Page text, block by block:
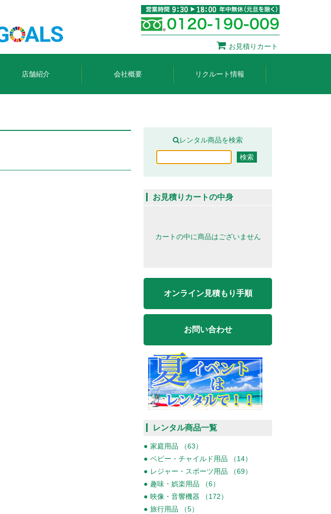
お見積りカート
店舗紹介 会社概要 リクルート情報
レンタル商品を検索
お見積りカートの中身
カートの中に商品はございません
オンライン見積もり手順
お問い合わせ
レンタル商品一覧
家庭用品 （63）
ベビー・チャイルド用品 （14）
レジャー・スポーツ用品 （69）
趣味・娯楽用品 （6）
映像・音響機器 （172）
旅行用品 （5）